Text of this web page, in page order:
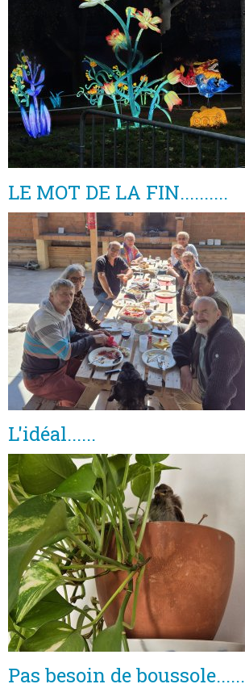
LE MOT DE LA FIN..........
L'idéal......
Pas besoin de boussole......